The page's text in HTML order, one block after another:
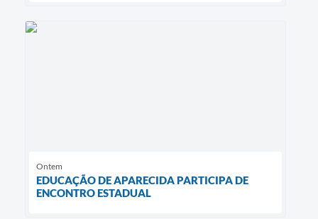
Ontem
EDUCAÇÃO DE APARECIDA PARTICIPA DE
ENCONTRO ESTADUAL